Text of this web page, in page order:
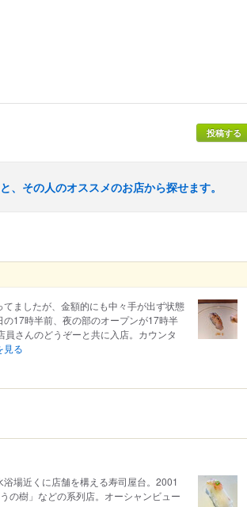
投稿する
、その人のオススメのお店から探せます。
ましたが、金額的にも中々手が出ず状態
17時半前、夜の部のオープンが17時半
さんのどうぞーと共に入店。カウンタ
見る
場近くに店舗を構える寿司屋台。2001
の樹」などの系列店。オーシャンビュー